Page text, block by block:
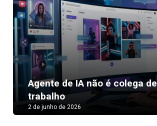
Agente de IA não é colega de
trabalho
2 de junho de 2026